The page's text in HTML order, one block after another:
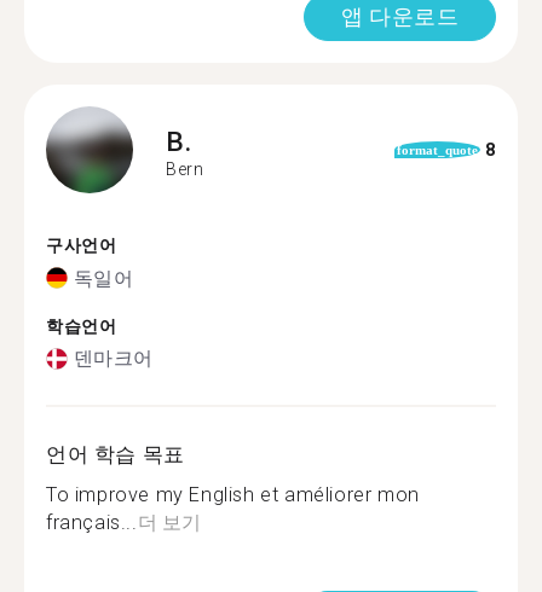
앱 다운로드
B.
Bern
format_quote 8
구사언어
독일어
학습언어
덴마크어
언어 학습 목표
To improve my English et améliorer mon
français...더 보기